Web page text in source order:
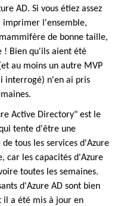
AD. Si vous étiez assez
imprimer l'ensemble,
de bonne taille,
! Bien qu'ils aient été
au moins un autre MVP
interrogé) n'en ai pris
Active Directory" est le
tente d'être une
tous les services d'Azure
car les capacités d'Azure
toutes les semaines.
d'Azure AD sont bien
il a été mis à jour en